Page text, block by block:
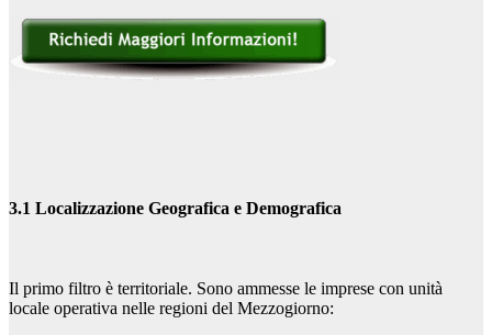
3.1 Localizzazione Geografica e Demografica
Il primo filtro è territoriale. Sono ammesse le imprese con unità
locale operativa nelle regioni del Mezzogiorno: